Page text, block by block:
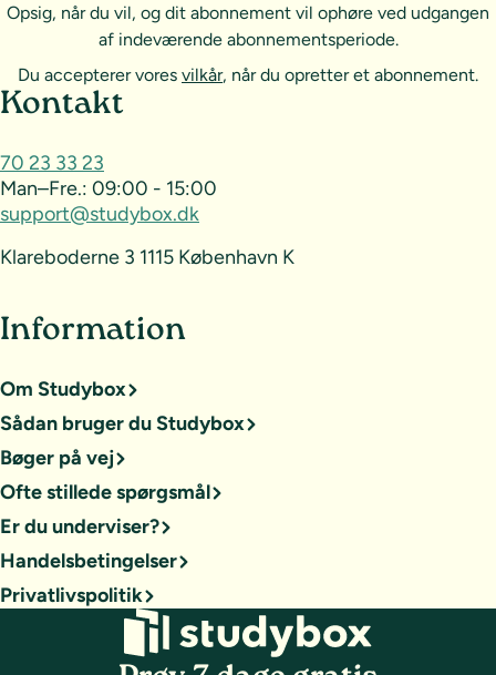
Opsig, når du vil, og dit abonnement vil ophøre ved udgangen
af indeværende abonnementsperiode.
Du accepterer vores vilkår, når du opretter et abonnement.
Sideoversigt og kontakt
Kontakt
70 23 33 23
Man–Fre.: 09:00 - 15:00
support@studybox.dk
Klareboderne 3 1115 København K
Information
Om Studybox
Sådan bruger du Studybox
Bøger på vej
Ofte stillede spørgsmål
Er du underviser?
Handelsbetingelser
Privatlivspolitik